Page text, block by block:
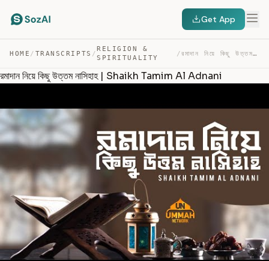
Get App
HOME / TRANSCRIPTS /
RELIGION &
SPIRITUALITY
/ রমাদান নিয়ে কিছু উত্তম নাসিহাহ | SHAIKH TAMIM AL ADNANI — TRANSCRIPT
রমাদান নিয়ে কিছু উত্তম নাসিহাহ | Shaikh Tamim Al Adnani